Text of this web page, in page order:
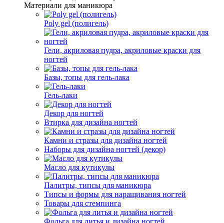
Материали для маникюра
Poly gel (полигель)
Гели, акриловая пудра, акриловые краски для
ногтей
Базы, топы для гель-лака
Гель-лаки
Декор для ногтей
Втирка для дизайна ногтей
Камни и стразы для дизайна ногтей
Наборы для дизайна ногтей (декор)
Масло для кутикулы
Палитры, типсы для маникюра
Типсы и формы для наращивания ногтей
Товары для стемпинга
Фольга для литья и дизайна ногтей